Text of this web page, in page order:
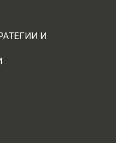
И